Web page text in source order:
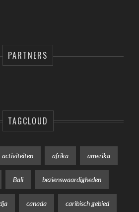
PARTNERS
TAGCLOUD
activiteiten afrika amerika
Bali bezienswaardigheden
canada caribisch gebied